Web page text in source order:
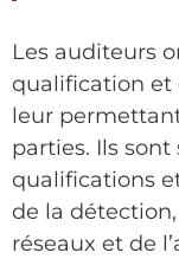
Les auditeurs
qualification et
leur
parties. Ils
qualifications
de la
réseaux et de